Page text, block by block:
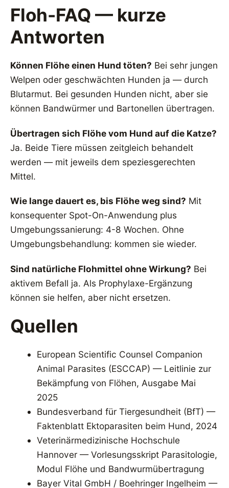
Floh-FAQ — kurze
Antworten
Können Flöhe einen Hund töten? Bei sehr jungen
Welpen oder geschwächten Hunden ja — durch
Blutarmut. Bei gesunden Hunden nicht, aber sie
können Bandwürmer und Bartonellen übertragen.
Übertragen sich Flöhe vom Hund auf die Katze?
Ja. Beide Tiere müssen zeitgleich behandelt
werden — mit jeweils dem speziesgerechten
Mittel.
Wie lange dauert es, bis Flöhe weg sind? Mit
konsequenter Spot-On-Anwendung plus
Umgebungssanierung: 4-8 Wochen. Ohne
Umgebungsbehandlung: kommen sie wieder.
Sind natürliche Flohmittel ohne Wirkung? Bei
aktivem Befall ja. Als Prophylaxe-Ergänzung
können sie helfen, aber nicht ersetzen.
Quellen
European Scientific Counsel Companion
Animal Parasites (ESCCAP) — Leitlinie zur
Bekämpfung von Flöhen, Ausgabe Mai
2025
Bundesverband für Tiergesundheit (BfT) —
Faktenblatt Ektoparasiten beim Hund, 2024
Veterinärmedizinische Hochschule
Hannover — Vorlesungsskript Parasitologie,
Modul Flöhe und Bandwurmübertragung
Bayer Vital GmbH / Boehringer Ingelheim —